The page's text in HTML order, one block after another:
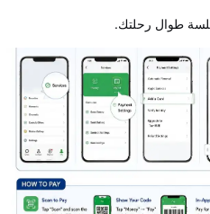
طوال رحلتك.